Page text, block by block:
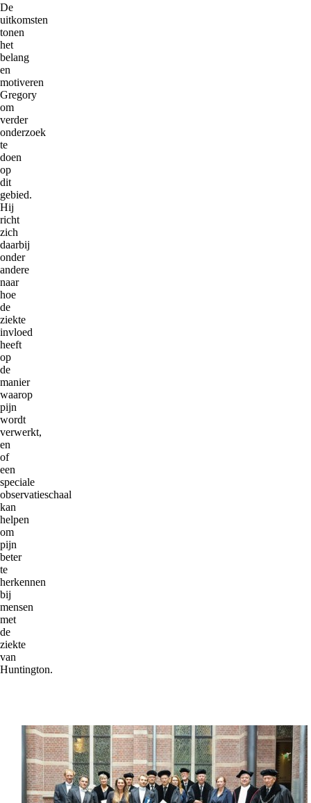
De
uitkomsten
tonen
het
belang
en
motiveren
Gregory
om
verder
onderzoek
te
doen
op
dit
gebied.
Hij
richt
zich
daarbij
onder
andere
naar
hoe
de
ziekte
invloed
heeft
op
de
manier
waarop
pijn
wordt
verwerkt,
en
of
een
speciale
observatieschaal
kan
helpen
om
pijn
beter
te
herkennen
bij
mensen
met
de
ziekte
van
Huntington.
'Ik
ben
enorm
trots
op